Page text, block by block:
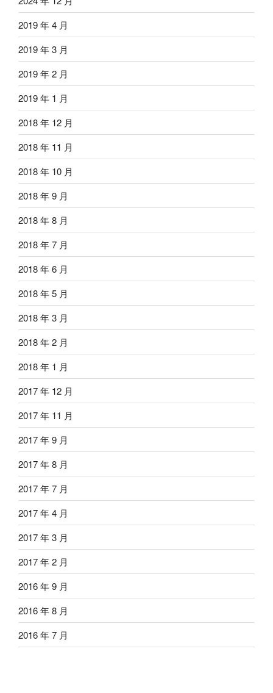
2019 年 4 月
2019 年 3 月
2019 年 2 月
2019 年 1 月
2018 年 12 月
2018 年 11 月
2018 年 10 月
2018 年 9 月
2018 年 8 月
2018 年 7 月
2018 年 6 月
2018 年 5 月
2018 年 3 月
2018 年 2 月
2018 年 1 月
2017 年 12 月
2017 年 11 月
2017 年 9 月
2017 年 8 月
2017 年 7 月
2017 年 4 月
2017 年 3 月
2017 年 2 月
2016 年 9 月
2016 年 8 月
2016 年 7 月